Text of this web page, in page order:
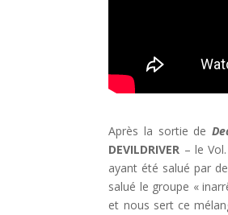
Après la sortie de
DEVILDRIVER – le
ayant été salué par
salué le groupe «
et nous sert ce